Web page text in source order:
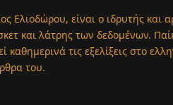
Ελιοδώρου, είναι ο ιδρυτής και
και λάτρης των δεδομένων.
τις εξελίξεις στο
του.